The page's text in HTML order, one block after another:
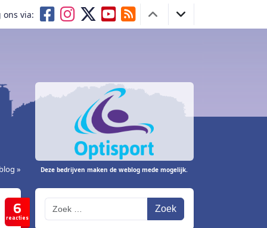
ons via:
» Deze bedrijven maken de weblog mede mogelijk.
6
reacties